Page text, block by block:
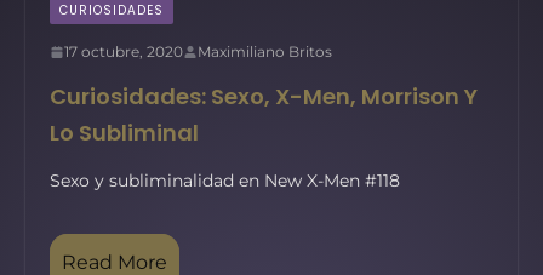
CURIOSIDADES
17 octubre, 2020 Maximiliano Britos
Curiosidades: Sexo, X-Men, Morrison Y
Lo Subliminal
Sexo y subliminalidad en New X-Men #118
Read More